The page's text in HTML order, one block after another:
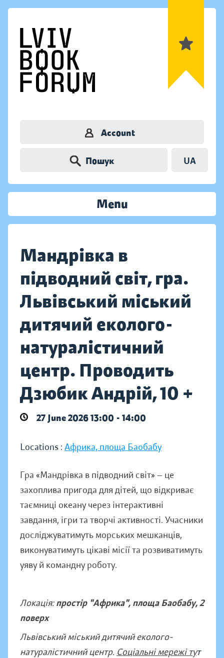
Account
Пошук UA
Menu
Мандрівка в
підводний світ, гра.
Львівський міський
дитячий еколого-
натуралістичний
центр. Проводить
Дзюбик Андрій, 10 +
27 June 2026 13:00 - 14:00
Locations : Африка, площа Баобабу
Гра «Мандрівка в підводний світ» — це
захоплива пригода для дітей, що відкриває
таємниці океану через інтерактивні
завдання, ігри та творчі активності. Учасники
досліджуватимуть морських мешканців,
виконуватимуть цікаві місії та розвиватимуть
уяву й командну роботу.
Локація:простір "Африка", площа Баобабу, 2
поверх
Львівський міський дитячий еколого-
натуралістичний центр. Соціальні мережі тут